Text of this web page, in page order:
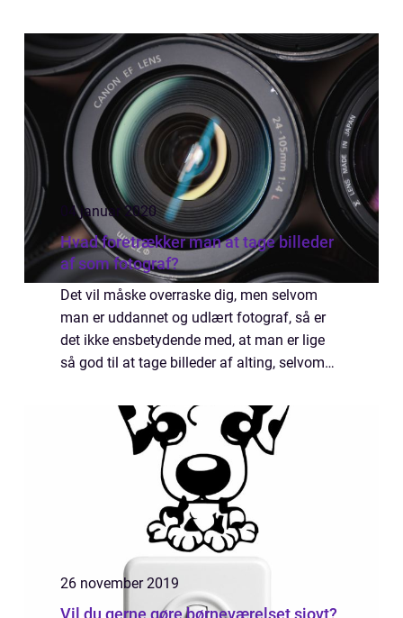
04 januar 2020
Hvad foretrækker man at tage billeder
af som fotograf?
Det vil måske overraske dig, men selvom
man er uddannet og udlært fotograf, så er
det ikke ensbetydende med, at man er lige
så god til at tage billeder af alting, selvom
udstyr i bagagen...
26 november 2019
Vil du gerne gøre børneværelset sjovt?